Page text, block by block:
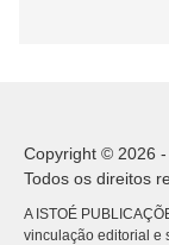
Copyright © 2026 -
Todos os direitos
A ISTOÉ
vinculação editorial e